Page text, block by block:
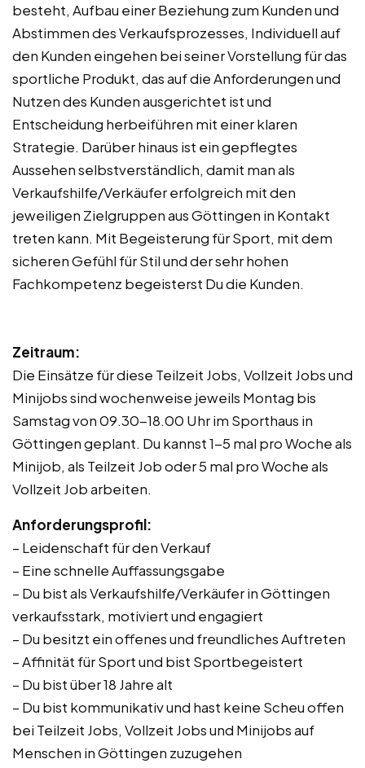
besteht, Aufbau einer Beziehung zum Kunden und
Abstimmen des Verkaufsprozesses, Individuell auf
den Kunden eingehen bei seiner Vorstellung für das
sportliche Produkt, das auf die Anforderungen und
Nutzen des Kunden ausgerichtet ist und
Entscheidung herbeiführen mit einer klaren
Strategie. Darüber hinaus ist ein gepflegtes
Aussehen selbstverständlich, damit man als
Verkaufshilfe/Verkäufer erfolgreich mit den
jeweiligen Zielgruppen aus Göttingen in Kontakt
treten kann. Mit Begeisterung für Sport, mit dem
sicheren Gefühl für Stil und der sehr hohen
Fachkompetenz begeisterst Du die Kunden.
Zeitraum:
Die Einsätze für diese Teilzeit Jobs, Vollzeit Jobs und
Minijobs sind wochenweise jeweils Montag bis
Samstag von 09.30-18.00 Uhr im Sporthaus in
Göttingen geplant. Du kannst 1-5 mal pro Woche als
Minijob, als Teilzeit Job oder 5 mal pro Woche als
Vollzeit Job arbeiten.
Anforderungsprofil:
– Leidenschaft für den Verkauf
– Eine schnelle Auffassungsgabe
– Du bist als Verkaufshilfe/Verkäufer in Göttingen
verkaufsstark, motiviert und engagiert
– Du besitzt ein offenes und freundliches Auftreten
– Affinität für Sport und bist Sportbegeistert
– Du bist über 18 Jahre alt
– Du bist kommunikativ und hast keine Scheu offen
bei Teilzeit Jobs, Vollzeit Jobs und Minijobs auf
Menschen in Göttingen zuzugehen